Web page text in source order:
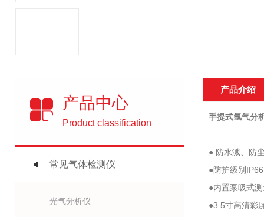
产品中心
Product classification
常见气体检测仪
光气分析仪
产品介绍
手提式氩气分
● 防水溅、防
●防护级别
●内置泵吸式
●3.5寸高清彩